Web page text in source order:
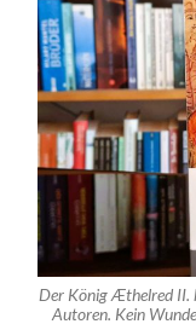
Der König Æthelred II.
Autoren. Kein